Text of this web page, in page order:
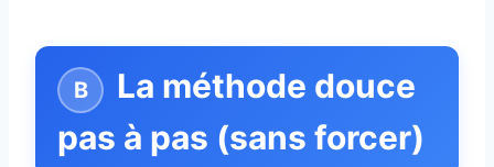
La méthode douce
pas à pas (sans forcer)